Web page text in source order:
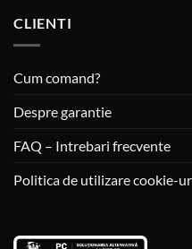
CLIENTI
Cum comand?
Despre garantie
FAQ – Intrebari frecvente
Politica de utilizare cookie-